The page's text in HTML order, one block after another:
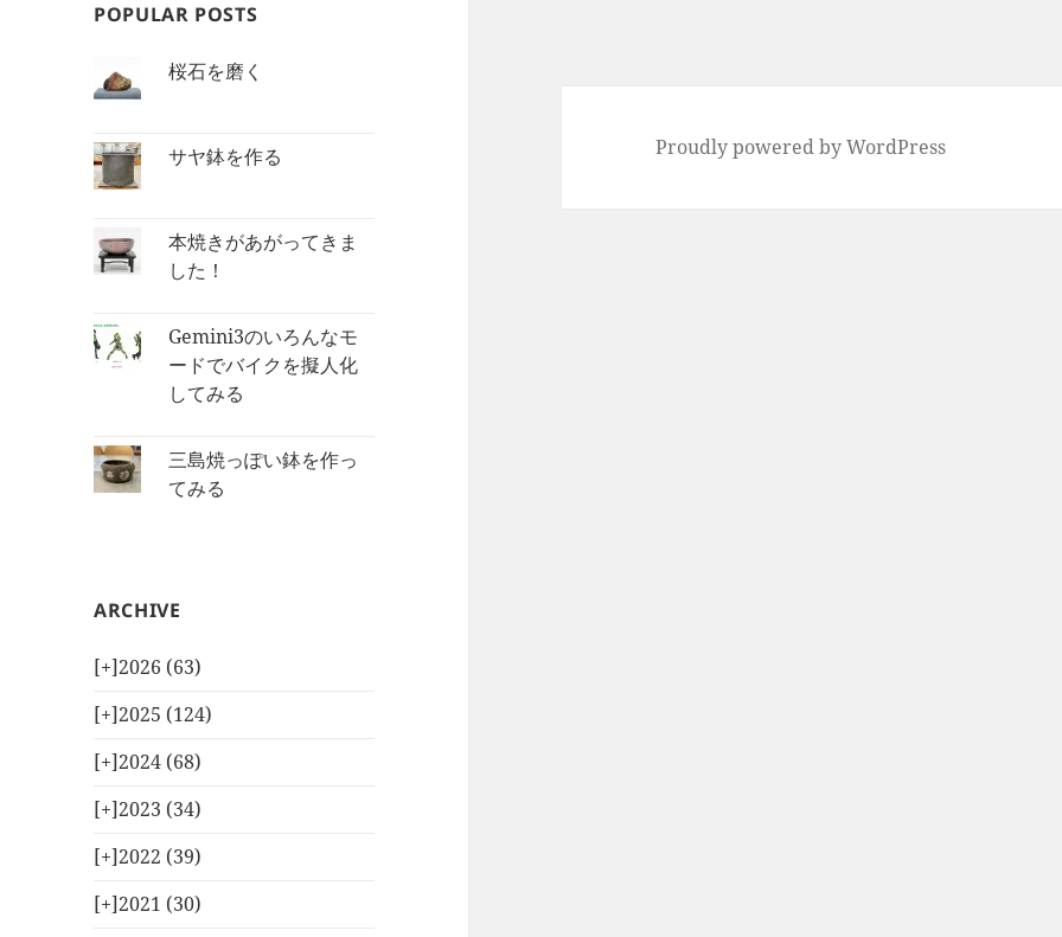
POPULAR POSTS
桜石を磨く
サヤ鉢を作る
本焼きがあがってきま
した！
Gemini3のいろんなモ
ードでバイクを擬人化
してみる
三島焼っぽい鉢を作っ
てみる
ARCHIVE
[+]2026 (63)
[+]2025 (124)
[+]2024 (68)
[+]2023 (34)
[+]2022 (39)
[+]2021 (30)
Proudly powered by WordPress